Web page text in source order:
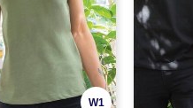
W1